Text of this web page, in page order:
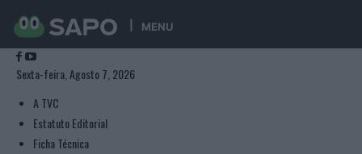
MENU
Sexta-feira, Agosto 7, 2026
A TVC
Estatuto Editorial
Ficha Técnica